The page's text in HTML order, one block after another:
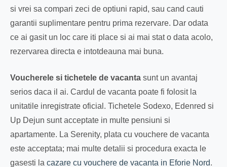
si vrei sa compari zeci de optiuni rapid, sau cand cauti
garantii suplimentare pentru prima rezervare. Dar odata
ce ai gasit un loc care iti place si ai mai stat o data acolo,
rezervarea directa e intotdeauna mai buna.
Voucherele si tichetele de vacanta sunt un avantaj
serios daca il ai. Cardul de vacanta poate fi folosit la
unitatile inregistrate oficial. Tichetele Sodexo, Edenred si
Up Dejun sunt acceptate in multe pensiuni si
apartamente. La Serenity, plata cu vouchere de vacanta
este acceptata; mai multe detalii si procedura exacta le
gasesti la cazare cu vouchere de vacanta in Eforie Nord.